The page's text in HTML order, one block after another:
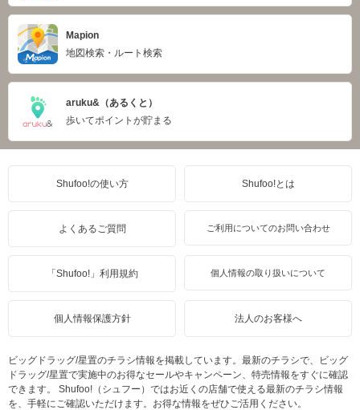
Mapion
地図検索・ルート検索
aruku&（あるくと）
歩いてポイントが貯まる
Shufoo!の使い方 Shufoo!とは
よくあるご質問 ご利用についてのお問い合わせ
「Shufoo!」利用規約 個人情報の取り扱いについて
個人情報保護方針 法人のお客様へ
ビッグドラッグ/星置のチラシ情報を掲載しています。最新のチラシで、ビッグ
ドラッグ/星置で実施中のお得なセールやキャンペーン、特売情報をすぐに確認
できます。 Shufoo!（シュフー）ではお近くの店舗で使える最新のチラシ情報
を、手軽にご確認いただけます。お得な情報をぜひご活用ください。